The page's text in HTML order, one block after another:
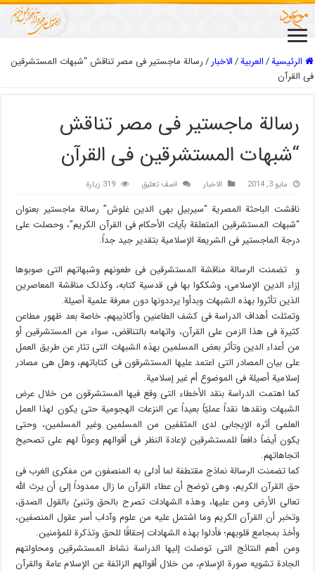
الرئيسية/العربیة/الاخبار/رسالة ماجستیر فی مصر تناقش “شبهات المستشرقین
فى القرآن
رسالة ماجستیر فی مصر تناقش
“شبهات المستشرقین فى القرآن
مايو 3, 2014 الاخبار اضف تعليق 319 زيارة
ناقشت الباحثة المصریة “سیربیل بهى الدین غلوش” رسالة ماجستیر بعنوان
“شبهات المستشرقین المتعلقة بآیات الأحکام فى القرآن الکریم”، وحصلت على
درجة الماجستیر فى الشریعة الإسلامیة بتقدیر جید جداً.
و تضمنت الرسالة مناقشة المستشرقین فى طعونهم وشبهاتهم التى صوبوها
إزاء الدین الإسلامی، وشککوا بها فى قدسیة کتابه، وکذلک مناقشة المعاصرین
الذین تأثروا بهذه الشبهات وبدأوا یرددونها دون معرفة علمیة أصیلة.
وتمثلت أهداف الدراسة فى کشف الطاعنین وأکاذیبهم، خاصة بعد ظهور مطاعن
کثیرة فى هذا الزمن على القرآن، واتهامه بالتناقض، سواء من المستشرقین أو
من أعداء الدین وتأثر بعض المسلمین بهذه الشبهات التى تثار عن طریق العمل
على بیان المصادر التى اعتمد علیها المستشرقون فى کتاباتهم، وهل هى مصادر
إسلامیة أصیلة فى الموضوع أم غیر إسلامیة.
کما اهتمت الدراسة بنقد الأخطاء التى وقع فیها المستشرقون من خلال عرض
الشبهات ونقدها نقداً عملیّاً بعیداً عن النزعات الهجومیة حتى یکون لهذا العمل
العلمى أثره الإیجابى لدى المثقفین من المسلمین وغیر المسلمین، وحتى
یکون أیضاً دافعاً للمستشرقین لإعادة النظر فى أقوالهم وعوناً لهم على تصحیح
اتجاهاتهم.
کما تضمنت الرسالة نماذج مقتطفة لما أدلى به المنصفون من مفکرى الغرب فى
حق القرآن الکریم، وهى توضح أن عطاء القرآن ما زال ممدوداً إلى أن یرث الله
تعالى الأرض ومن علیها، وهذه الشهادات تصرح بالحق وتنبئ بالقول الصدق،
وتخبر أن القرآن الکریم وما اشتمل علیه من علوم وآداب أسر عقول المنصفین،
وأخذ بمجامع قلوبهم؛ فأدلوا بهذه الشهادات إحقاقًا للحق وتذکرة للمؤمنین.
ومن أهم النتائج التى توصلت إلیها الدراسة نشاط المستشرقین ومحاولتهم
الجادة تشویه صورة الإسلام، من خلال أقوالهم الزائفة عن الإسلام عامة والقرآن